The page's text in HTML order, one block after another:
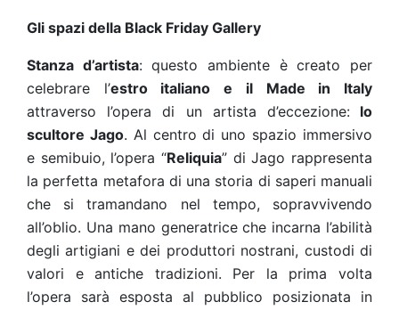
Gli spazi della Black Friday Gallery
Stanza d’artista: questo ambiente è creato per
celebrare l’estro italiano e il Made in Italy
attraverso l’opera di un artista d’eccezione:
lo
scultore Jago. Al centro di uno spazio immersivo
e semibuio, l’opera “Reliquia” di Jago rappresenta
la perfetta metafora di una storia di saperi manuali
che si tramandano nel tempo, sopravvivendo
all’oblio. Una mano generatrice che incarna l’abilità
degli artigiani e dei produttori nostrani, custodi di
valori e antiche tradizioni. Per la prima volta
l’opera sarà esposta al pubblico posizionata in